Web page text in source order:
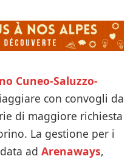
Cuneo-Saluzzo-
con convogli da
di maggiore richiesta
La gestione per i
ad Arenaways,